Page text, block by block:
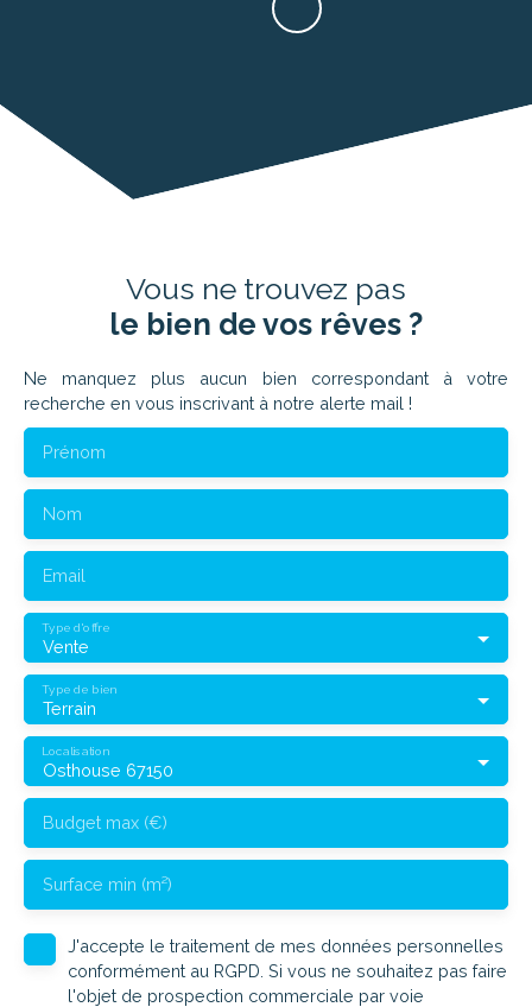
Vous ne trouvez pas
le bien de vos rêves ?
Ne manquez plus aucun bien correspondant à votre
recherche en vous inscrivant à notre alerte mail !
Prénom
Nom
Email
Vente
Type d'offre
Terrain
Type de bien
Osthouse 67150
Localisation
Budget max (€)
Surface min (m²)
J'accepte le traitement de mes données personnelles
conformément au RGPD. Si vous ne souhaitez pas faire
l'objet de prospection commerciale par voie